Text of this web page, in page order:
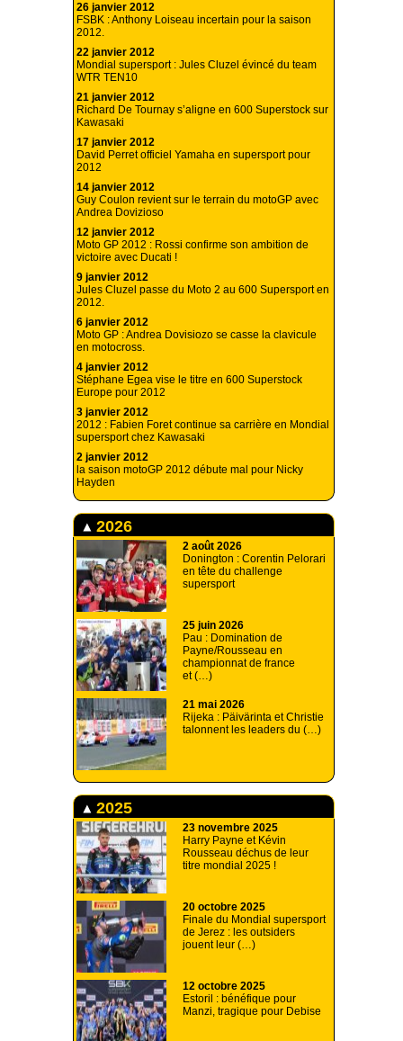
26 janvier 2012
FSBK : Anthony Loiseau incertain pour la saison
2012.
22 janvier 2012
Mondial supersport : Jules Cluzel évincé du team
WTR TEN10
21 janvier 2012
Richard De Tournay s’aligne en 600 Superstock sur
Kawasaki
17 janvier 2012
David Perret officiel Yamaha en supersport pour
2012
14 janvier 2012
Guy Coulon revient sur le terrain du motoGP avec
Andrea Dovizioso
12 janvier 2012
Moto GP 2012 : Rossi confirme son ambition de
victoire avec Ducati !
9 janvier 2012
Jules Cluzel passe du Moto 2 au 600 Supersport en
2012.
6 janvier 2012
Moto GP : Andrea Dovisiozo se casse la clavicule
en motocross.
4 janvier 2012
Stéphane Egea vise le titre en 600 Superstock
Europe pour 2012
3 janvier 2012
2012 : Fabien Foret continue sa carrière en Mondial
supersport chez Kawasaki
2 janvier 2012
la saison motoGP 2012 débute mal pour Nicky
Hayden
2026
2 août 2026
Donington : Corentin Pelorari
en tête du challenge
supersport
25 juin 2026
Pau : Domination de
Payne/Rousseau en
championnat de france
et (…)
21 mai 2026
Rijeka : Päivärinta et Christie
talonnent les leaders du (…)
2025
23 novembre 2025
Harry Payne et Kévin
Rousseau déchus de leur
titre mondial 2025 !
20 octobre 2025
Finale du Mondial supersport
de Jerez : les outsiders
jouent leur (…)
12 octobre 2025
Estoril : bénéfique pour
Manzi, tragique pour Debise